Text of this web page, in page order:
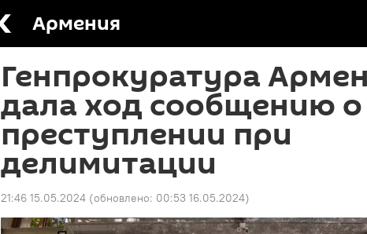
Армения
Генпрокуратура
дала ход сообщению о
преступлении при
делимитации
21:46 15.05.2024 (обновлено: 00:53 16.05.2024)